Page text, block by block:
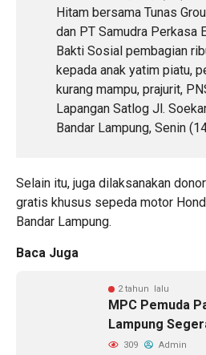
Hitam bersama Tunas
dan PT Samudra Perkasa
Bakti Sosial pembagian
kepada anak yatim piatu,
kurang mampu, prajurit,
Lapangan Satlog Jl.
Bandar Lampung, Senin
Selain itu, juga dilaksanakan
gratis khusus sepeda motor
Bandar Lampung.
Baca Juga
2 tahun lalu
MPC Pemuda
Lampung
309 Admin